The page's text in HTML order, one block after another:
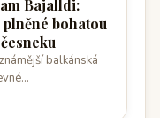
Bajalldi:
bohatou
balkánská